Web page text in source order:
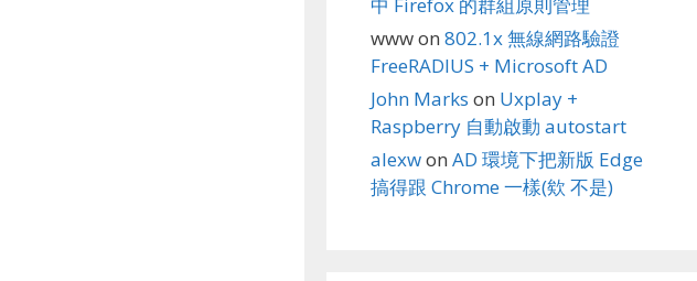
wwwon 802.1x 無線網路驗證
FreeRADIUS + Microsoft AD
John Marks on Uxplay +
Raspberry 自動啟動 autostart
alexwon AD 環境下把新版 Edge
搞得跟 Chrome 一樣(欸 不是)